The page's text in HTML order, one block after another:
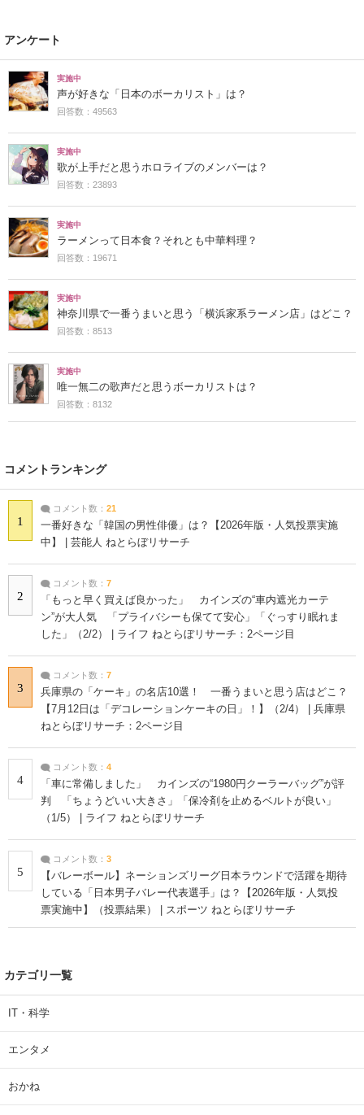
アンケート
実施中
声が好きな「日本のボーカリスト」は？
回答数：49563
実施中
歌が上手だと思うホロライブのメンバーは？
回答数：23893
実施中
ラーメンって日本食？それとも中華料理？
回答数：19671
実施中
神奈川県で一番うまいと思う「横浜家系ラーメン店」はどこ？
回答数：8513
実施中
唯一無二の歌声だと思うボーカリストは？
回答数：8132
コメントランキング
1
コメント数： 21
一番好きな「韓国の男性俳優」は？【2026年版・人気投票実施
中】 | 芸能人 ねとらぼリサーチ
2
コメント数： 7
「もっと早く買えば良かった」 カインズの“車内遮光カーテ
ン”が大人気 「プライバシーも保てて安心」「ぐっすり眠れま
した」（2/2） | ライフ ねとらぼリサーチ：2ページ目
3
コメント数： 7
兵庫県の「ケーキ」の名店10選！ 一番うまいと思う店はどこ？
【7月12日は「デコレーションケーキの日」！】（2/4） | 兵庫県
ねとらぼリサーチ：2ページ目
4
コメント数： 4
「車に常備しました」 カインズの“1980円クーラーバッグ”が評
判 「ちょうどいい大きさ」「保冷剤を止めるベルトが良い」
（1/5） | ライフ ねとらぼリサーチ
5
コメント数： 3
【バレーボール】ネーションズリーグ日本ラウンドで活躍を期待
している「日本男子バレー代表選手」は？【2026年版・人気投
票実施中】（投票結果） | スポーツ ねとらぼリサーチ
カテゴリ一覧
IT・科学
エンタメ
おかね